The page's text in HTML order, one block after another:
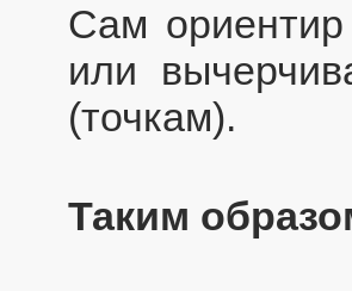
Сам
или
(точкам).
Таким